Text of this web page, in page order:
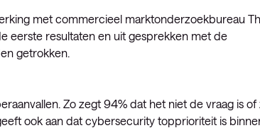
met commercieel marktonderzoekbureau
eerste resultaten en uit gesprekken met de
getrokken.
Zo zegt 94% dat het niet de vraag is of
ook aan dat cybersecurity topprioriteit is